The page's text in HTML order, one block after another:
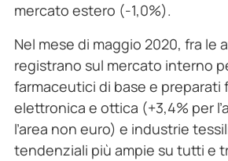
mercato estero (-1,0%).
Nel mese di maggio 2020, fra
registrano sul mercato interno
farmaceutici di base e
elettronica e ottica (+3,4% per
l’area non euro) e industrie
tendenziali più ampie su tutti e